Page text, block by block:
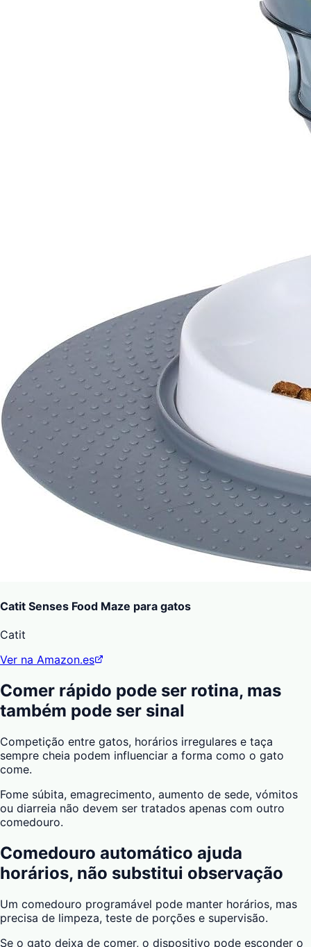
Catit Senses Food Maze para gatos
Catit
Ver na Amazon.es
Comer rápido pode ser rotina, mas
também pode ser sinal
Competição entre gatos, horários irregulares e taça
sempre cheia podem influenciar a forma como o gato
come.
Fome súbita, emagrecimento, aumento de sede, vómitos
ou diarreia não devem ser tratados apenas com outro
comedouro.
Comedouro automático ajuda
horários, não substitui observação
Um comedouro programável pode manter horários, mas
precisa de limpeza, teste de porções e supervisão.
Se o gato deixa de comer, o dispositivo pode esconder o